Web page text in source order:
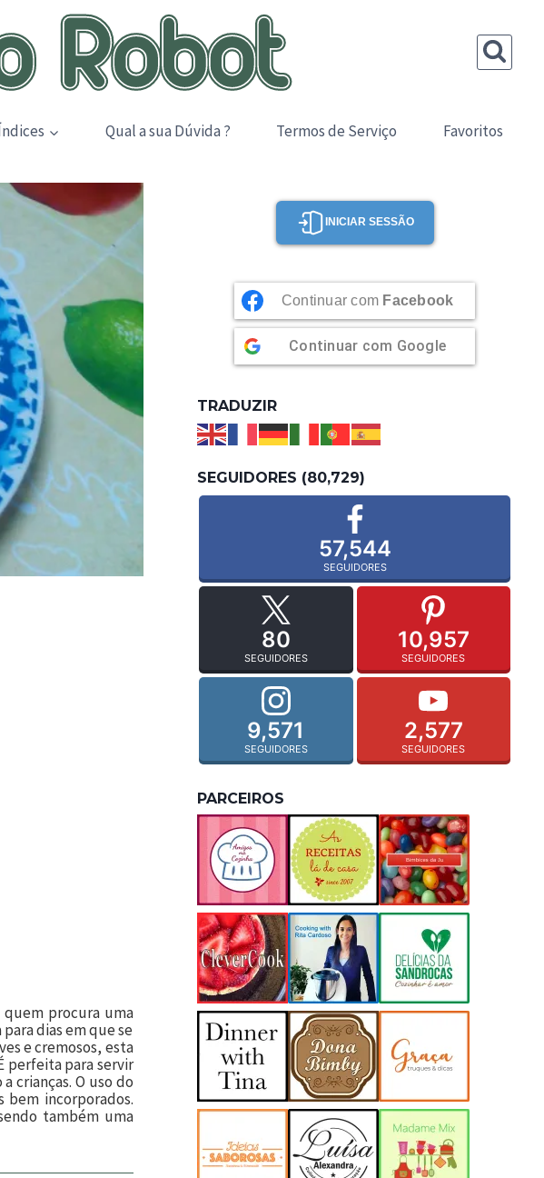
Qual a sua Dúvida ? Termos de Serviço Favoritos
procura uma
dias em que se
e cremosos, esta
perfeita para servir
crianças. O uso do
bem incorporados.
também uma
INICIAR SESSÃO
Continuar com Facebook
Continuar com Google
TRADUZIR
SEGUIDORES (80,729)
57,544
SEGUIDORES
80
SEGUIDORES
10,957
SEGUIDORES
9,571
SEGUIDORES
2,577
SEGUIDORES
PARCEIROS